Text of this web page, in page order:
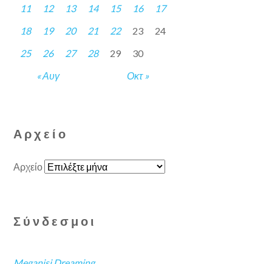
« Αυγ Οκτ »
11
12 13 14 15 16
17
18
19 20 21 22 23
24
25
26 27 28 29 30
Αρχείο
Αρχείο
Σύνδεσμοι